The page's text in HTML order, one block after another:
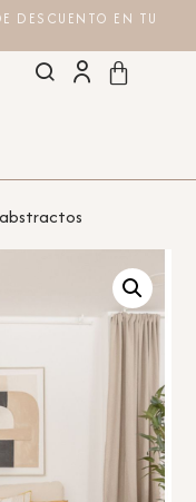
DESCUENTO EN TU